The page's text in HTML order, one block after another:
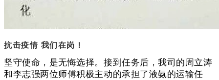
抗击疫情 我们在岗！
坚守使命，是无悔选择。接到任务后，我司的周立涛
和李志强两位师傅积极主动的承担了液氨的运输任